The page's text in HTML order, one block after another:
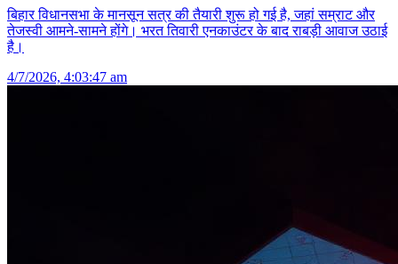
बिहार विधानसभा के मानसून सत्र की तैयारी शुरू हो गई है, जहां सम्राट और
तेजस्वी आमने-सामने होंगे। भरत तिवारी एनकाउंटर के बाद राबड़ी आवाज उठाई
है।
4/7/2026, 4:03:47 am